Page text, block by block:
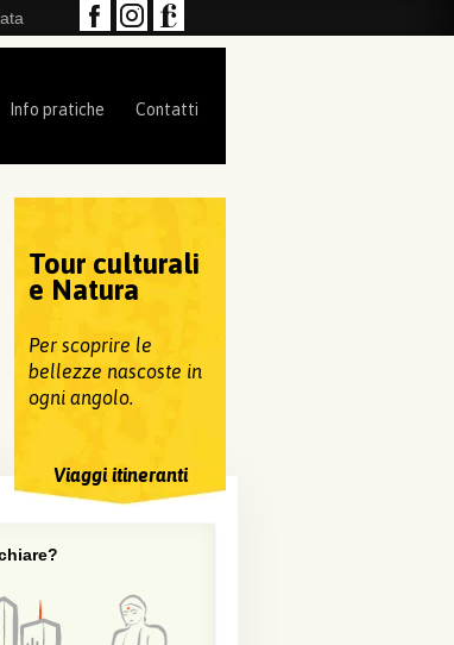
Info pratiche Contatti
Tour culturali
e Natura
Per scoprire le
bellezze nascoste in
ogni angolo.
Viaggi itineranti